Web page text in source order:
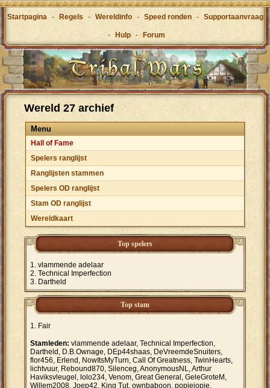
Startpagina - Regels - Wereldinfo - Speed ronden - Supportaanvraag
- Hulp - Forum
Wereld 27 archief
Menu
Hall of Fame
Spelers ranglijst
Ranglijsten stammen
Spelers OD ranglijst
Stam OD ranglijst
Wereldkaart
Top spelers
vlammende adelaar
Technical Imperfection
Dartheld
Top stam
Fair
Stamleden: vlammende adelaar, Technical Imperfection,
Dartheld, D.B.Ownage, DEp44shaas, DeVreemdeSnuiters,
flor456, Erlend, NowItsMyTurn, Call Of Greatness, TwinHearts,
lichtvuur, Rebound870, Silenceg, AnonymousNL, Arthur
Haviksvleugel, lolo234, Venom, Great General, GeleGroteM,
Willem2008, Joep42, King Tut, ownbaboon, popiejopie,